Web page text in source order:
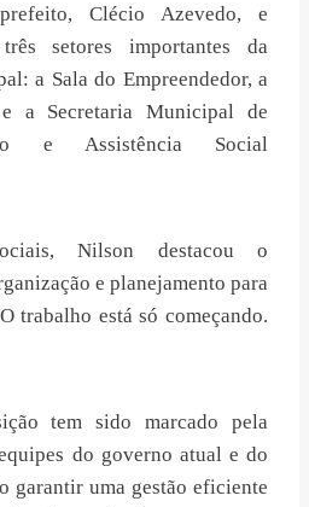
Clécio Azevedo, e
setores importantes da
a Sala do Empreendedor, a
a Secretaria Municipal de
e Assistência Social
Nilson destacou o
e planejamento para
trabalho está só começando.
tem sido marcado pela
do governo atual e do
garantir uma gestão eficiente